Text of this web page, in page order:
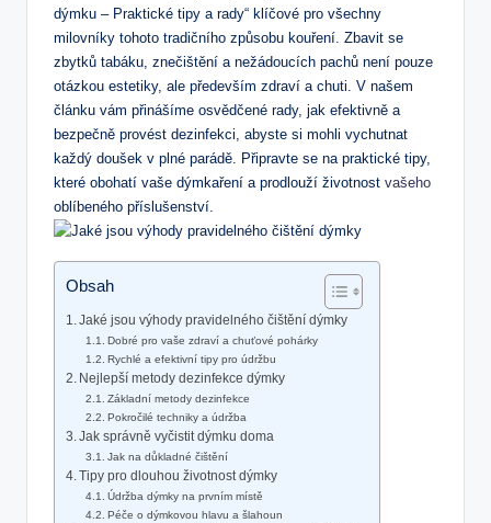
dýmku – Praktické tipy a rady“ klíčové pro všechny
milovníky tohoto tradičního způsobu kouření. Zbavit se
zbytků tabáku, znečištění a nežádoucích pachů není pouze
otázkou estetiky, ale především zdraví a chuti. V našem
článku vám přinášíme osvědčené rady, jak efektivně a
bezpečně provést dezinfekci, abyste si mohli vychutnat
každý doušek v plné parádě. Připravte se na praktické tipy,
které obohatí vaše dýmkaření a prodlouží životnost vašeho
oblíbeného příslušenství.
Obsah
Jaké jsou výhody pravidelného čištění dýmky
Dobré pro vaše zdraví a chuťové pohárky
Rychlé a efektivní tipy pro údržbu
Nejlepší metody dezinfekce dýmky
Základní metody dezinfekce
Pokročilé techniky a údržba
Jak správně vyčistit dýmku doma
Jak na důkladné čištění
Tipy pro dlouhou životnost dýmky
Údržba dýmky na prvním místě
Péče o dýmkovou hlavu a šlahoun